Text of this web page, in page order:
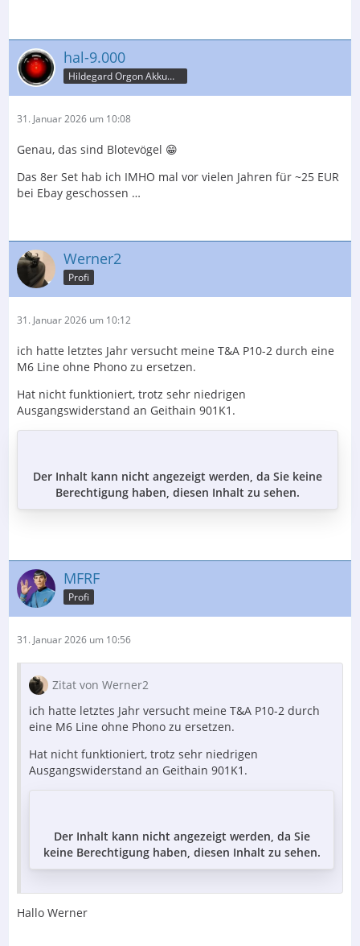
hal-9.000
Hildegard Orgon Akkumulator
31. Januar 2026 um 10:08
Genau, das sind Blotevögel 😁
Das 8er Set hab ich IMHO mal vor vielen Jahren für ~25 EUR
bei Ebay geschossen …
Werner2
Profi
31. Januar 2026 um 10:12
ich hatte letztes Jahr versucht meine T&A P10-2 durch eine
M6 Line ohne Phono zu ersetzen.
Hat nicht funktioniert, trotz sehr niedrigen
Ausgangswiderstand an Geithain 901K1.
Der Inhalt kann nicht angezeigt werden, da Sie keine
Berechtigung haben, diesen Inhalt zu sehen.
MFRF
Profi
31. Januar 2026 um 10:56
Zitat von Werner2
ich hatte letztes Jahr versucht meine T&A P10-2 durch
eine M6 Line ohne Phono zu ersetzen.
Hat nicht funktioniert, trotz sehr niedrigen
Ausgangswiderstand an Geithain 901K1.
Der Inhalt kann nicht angezeigt werden, da Sie
keine Berechtigung haben, diesen Inhalt zu sehen.
Hallo Werner